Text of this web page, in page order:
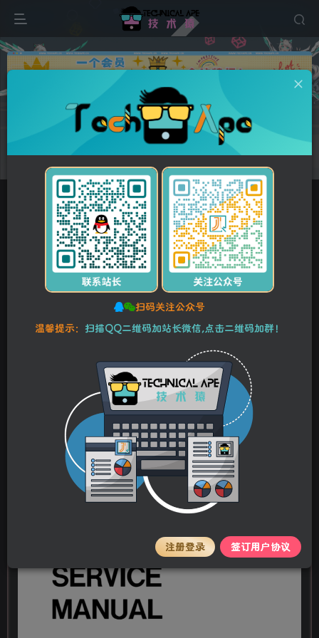
广告
维修资料 佳能/Canon 佳能复印机 IR系列复印机
佳能IR 8500维修手册+零件手册
此内容为付费资源，请付费后查看
Y币5 Y币10
【VIP】普通会员 Y币3 【SVIP】至尊会员
立即购买
您当前未登录！建议登录后购买，可保存购买订单。
本站资源均为作者特供和网友推荐收集整理而来，仅供学习和研究使
用，请在下载后24小时内删除，谢谢合作！
佳能IR 8500维修手册+零件手册
stalker
2年前更新
关注
0
佳能IR 8500维修手册+零件手册
扫码关注公众号
温馨提示： 扫描QQ二维码加站长微信,点击二维码加群！
注册登录 签订用户协议